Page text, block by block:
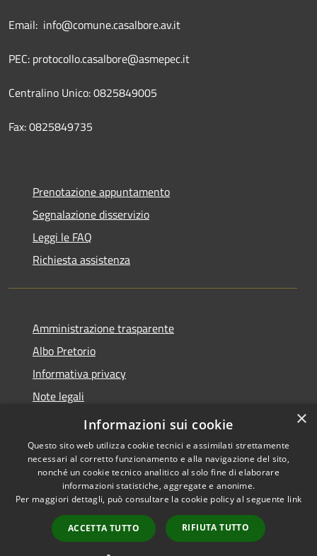
Email: info@comune.casalbore.av.it
PEC: protocollo.casalbore@asmepec.it
Centralino Unico: 0825849005
Fax: 0825849735
Prenotazione appuntamento
Segnalazione disservizio
Leggi le FAQ
Richiesta assistenza
Amministrazione trasparente
Albo Pretorio
Informativa privacy
Note legali
Dichiarazione di accessibilità
Accessibilità
Copyright © 2026 • Comune di
Casalbore • Powered by
Municipium•
Accesso
redazione
×
Informazioni sui cookie
Questo sito web utilizza cookie tecnici e assimilati strettamente
necessari al corretto funzionamento e alla navigazione del sito,
nonché un cookie tecnico analitico al solo fine di elaborare
informazioni statistiche, aggregate e anonime.
Per maggiori dettagli, può consultare la cookie policy al seguente link
ACCETTA TUTTO RIFIUTA TUTTO